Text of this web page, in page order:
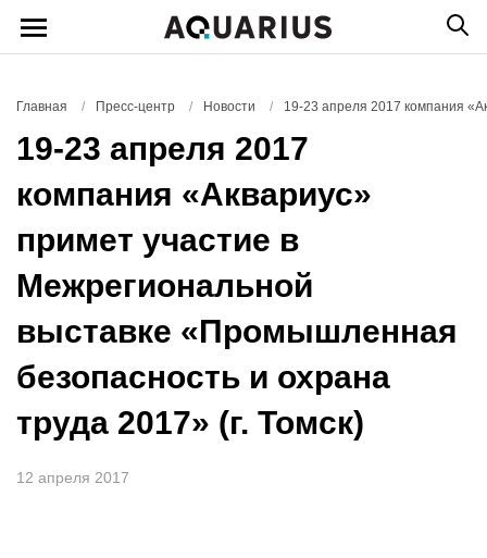
Главная / Пресс-центр / Новости / 19-23 апреля 2017 компания
19-23 апреля 2017
компания «Аквариус»
примет участие в
Межрегиональной
выставке «Промышленная
безопасность и охрана
труда 2017» (г. Томск)
12 апреля 2017